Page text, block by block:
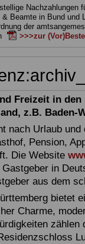
Nachzahlungen
& Beamte in Bund und
der
>>>zur
Freizeit in
z.B. Baden-
nach Urlaub
Pension,
Die Website
in
aus dem
bietet
Charme,